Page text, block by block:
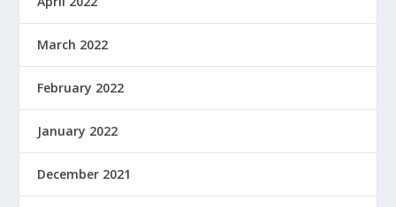
March 2022
February 2022
January 2022
December 2021